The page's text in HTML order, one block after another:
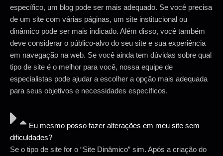
específico, um blog pode ser mais adequado. Se você precisa
de um site com várias páginas, um site institucional ou
dinâmico pode ser mais indicado. Além disso, você também
deve considerar o público-alvo do seu site e sua experiência
em navegação na web. Se você ainda tem dúvidas sobre qual
tipo de site é o melhor para você, nossa equipe de
especialistas pode ajudar a escolher a opção mais adequada
para seus objetivos e necessidades específicos.
Eu mesmo posso fazer alterações em meu site sem
dificuldades?
Se o tipo de site for o “Site Dinâmico” sim. Após a criação do